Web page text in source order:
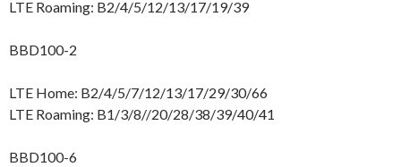
LTE Roaming: B2/4/5/12/13/17/19/39
BBD100-2
LTE Home: B2/4/5/7/12/13/17/29/30/66
LTE Roaming: B1/3/8//20/28/38/39/40/41
BBD100-6